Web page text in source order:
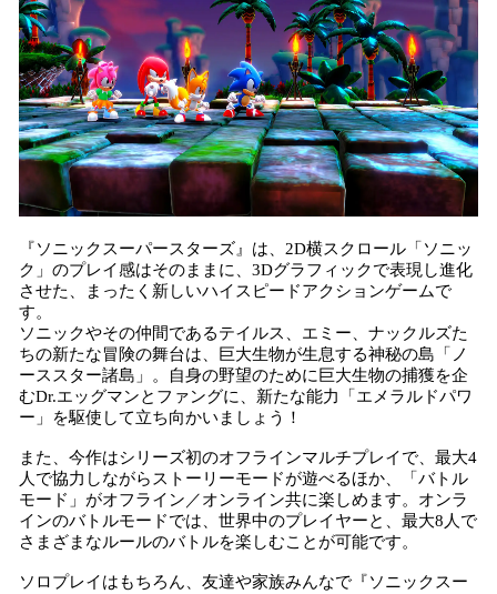
『ソニックスーパースターズ』は、2D横スクロール「ソニッ
ク」のプレイ感はそのままに、3Dグラフィックで表現し進化
させた、まったく新しいハイスピードアクションゲームで
す。
ソニックやその仲間であるテイルス、エミー、ナックルズた
ちの新たな冒険の舞台は、巨大生物が生息する神秘の島「ノ
ーススター諸島」。自身の野望のために巨大生物の捕獲を企
むDr.エッグマンとファングに、新たな能力「エメラルドパワ
ー」を駆使して立ち向かいましょう！
また、今作はシリーズ初のオフラインマルチプレイで、最大4
人で協力しながらストーリーモードが遊べるほか、「バトル
モード」がオフライン／オンライン共に楽しめます。オンラ
インのバトルモードでは、世界中のプレイヤーと、最大8人で
さまざまなルールのバトルを楽しむことが可能です。
ソロプレイはもちろん、友達や家族みんなで『ソニックスー